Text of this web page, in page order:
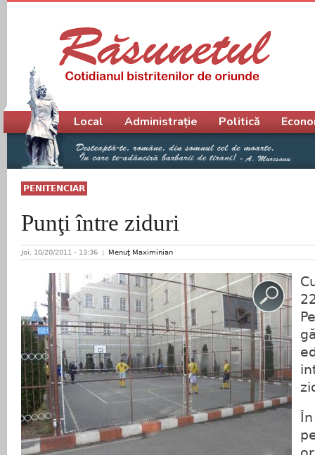
PENITENCIAR
Punţi între ziduri
Joi, 10/20/2011 - 13:36 Menuţ Maximinian
Meniu principal
Local Administrație Politică